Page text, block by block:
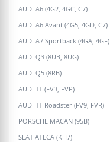
AUDI A6 (4G2, 4GC, C7)
AUDI A6 Avant (4G5, 4GD, C7)
AUDI A7 Sportback (4GA, 4GF)
AUDI Q3 (8UB, 8UG)
AUDI Q5 (8RB)
AUDI TT (FV3, FVP)
AUDI TT Roadster (FV9, FVR)
PORSCHE MACAN (95B)
SEAT ATECA (KH7)